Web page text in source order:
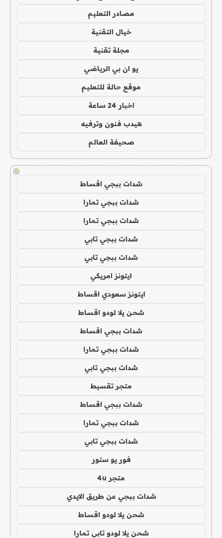
مصادر التعليم
خيال التقنية
مجلة تقنية
يو ان بي الرياضي
موقع حالة للتعليم
اخبار 24 ساعة
هيدب فنون وترفيه
صحيفة العالم
!
شدات ببجي اقساط
شدات ببجي تمارا
شدات ببجي تمارا
شدات ببجي تابي
شدات ببجي تابي
ايتونز امريكي
ايتونز سعودي اقساط
شحن يلا لودو اقساط
شدات ببجي اقساط
شدات ببجي تمارا
شدات ببجي تابي
متجر تقسيط
شدات ببجي اقساط
شدات ببجي تمارا
شدات ببجي تابي
فور يو ستور
متجر 4u
شدات ببجي عن طريق الايدي
شحن يلا لودو اقساط
شحن يلا لودو تابي تمارا